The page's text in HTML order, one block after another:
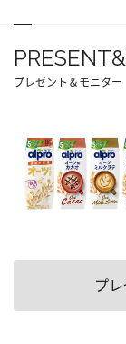
プレゼント＆モニター
プ